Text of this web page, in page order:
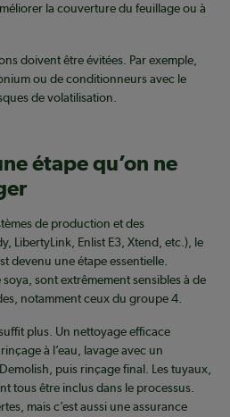
la couverture du feuillage ou à
doivent être évitées. Par exemple,
ou de conditionneurs avec le
de volatilisation.
étape qu’on ne
de production et des
LibertyLink, Enlist E3, Xtend, etc.), le
devenu une étape essentielle.
sont extrêmement sensibles à de
notamment ceux du groupe 4.
plus. Un nettoyage efficace
à l’eau, lavage avec un
puis rinçage final. Les tuyaux,
tous être inclus dans le processus.
mais c’est aussi une assurance